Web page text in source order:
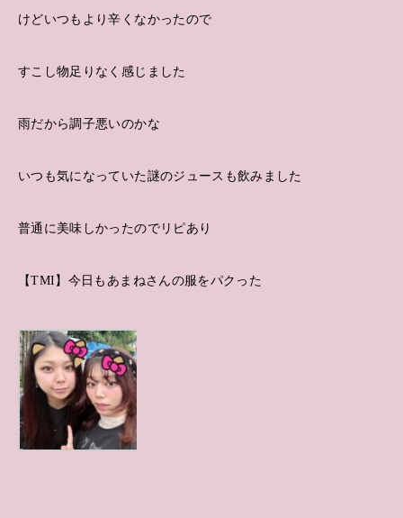
けどいつもより辛くなかったので
すこし物足りなく感じました
雨だから調子悪いのかな
いつも気になっていた謎のジュースも飲みました
普通に美味しかったのでリピあり
【TMI】今日もあまねさんの服をパクった